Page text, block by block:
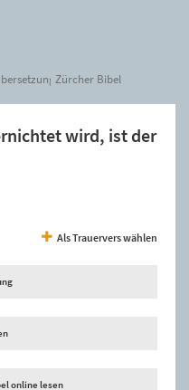
Zürcher Bibel
wird, ist der
Als Trauervers wählen
online lesen